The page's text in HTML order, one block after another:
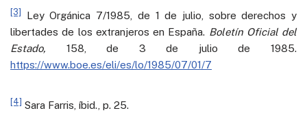
[3]
Ley Orgánica 7/1985, de 1 de julio, sobre derechos y
libertades de los extranjeros en España. Boletín Oficial del
Estado, 158, de 3 de julio de 1985.
https://www.boe.es/eli/es/lo/1985/07/01/7
[4] Sara Farris, íbid., p. 25.